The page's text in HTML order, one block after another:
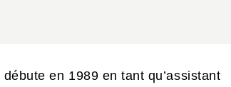
débute en 1989 en tant qu’assistant